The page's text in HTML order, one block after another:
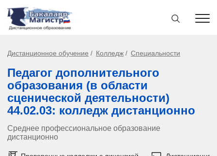
Дистанционное обучение Колледж Специальности
Педагог дополнительного
образования (в области
сценической деятельности)
44.02.03: колледж дистанционно
Среднее профессиональное образование
дистанционно